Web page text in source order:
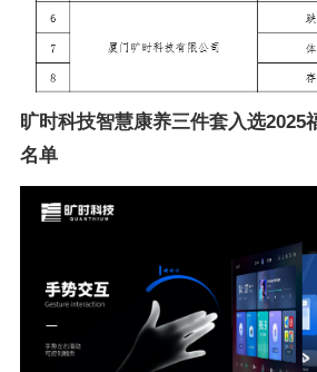
旷时科技智慧康养三件套入选2025
名单